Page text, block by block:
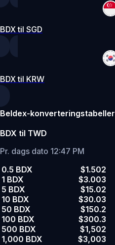
BDX til SGD
BDX til KRW
Beldex-konverteringstabeller
BDX til TWD
Pr. dags dato 12:47 PM
0.5 BDX
$1.502
1 BDX
$3.003
5 BDX
$15.02
10 BDX
$30.03
50 BDX
$150.2
100 BDX
$300.3
500 BDX
$1,502
1,000 BDX
$3,003